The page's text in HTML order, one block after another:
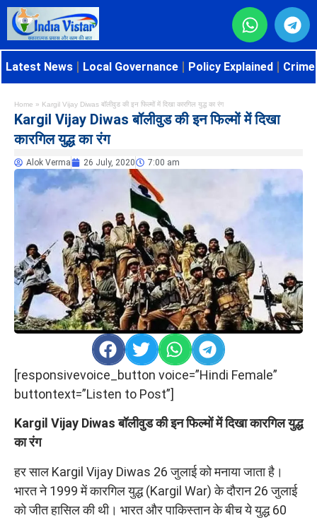
Latest News Local Governance Policy Explained
Home » Kargil Vijay Diwas बॉलीवुड की इन फिल्मों में दिखा कारगिल युद्ध का रंग
Kargil Vijay Diwas बॉलीवुड की इन फिल्मों में दिखा
कारगिल युद्ध का रंग
Alok Verma 26 July, 2020 7:00 am
[responsivevoice_button voice=”Hindi Female”
buttontext=”Listen to Post”]
Kargil Vijay Diwas बॉलीवुड की इन फिल्मों में दिखा कारगिल युद्ध
का रंग
हर साल Kargil Vijay Diwas 26 जुलाई को मनाया जाता है।
भारत ने 1999 में कारगिल युद्ध (Kargil War) के दौरान 26 जुलाई
को जीत हासिल की थी। भारत और पाकिस्तान के बीच ये युद्ध 60